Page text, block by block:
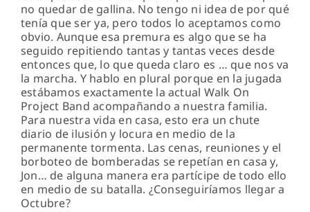
no quedar de gallina. No tengo ni idea de por qué
tenía que ser ya, pero todos lo aceptamos como
obvio. Aunque esa premura es algo que se ha
seguido repitiendo tantas y tantas veces desde
entonces que, lo que queda claro es … que nos va
la marcha. Y hablo en plural porque en la jugada
estábamos exactamente la actual Walk On
Project Band acompañando a nuestra familia.
Para nuestra vida en casa, esto era un chute
diario de ilusión y locura en medio de la
permanente tormenta. Las cenas, reuniones y el
borboteo de bomberadas se repetían en casa y,
Jon… de alguna manera era partícipe de todo ello
en medio de su batalla. ¿Conseguiríamos llegar a
Octubre?